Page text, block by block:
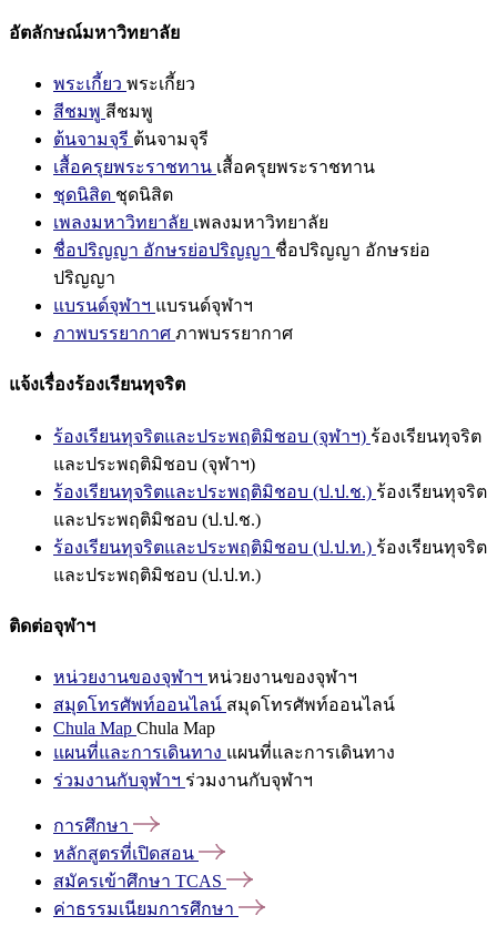
อัตลักษณ์มหาวิทยาลัย
พระเกี้ยว พระเกี้ยว
สีชมพู สีชมพู
ต้นจามจุรี ต้นจามจุรี
เสื้อครุยพระราชทาน เสื้อครุยพระราชทาน
ชุดนิสิต ชุดนิสิต
เพลงมหาวิทยาลัย เพลงมหาวิทยาลัย
ชื่อปริญญา อักษรย่อปริญญา ชื่อปริญญา อักษรย่อ
ปริญญา
แบรนด์จุฬาฯ แบรนด์จุฬาฯ
ภาพบรรยากาศ ภาพบรรยากาศ
แจ้งเรื่องร้องเรียนทุจริต
ร้องเรียนทุจริตและประพฤติมิชอบ (จุฬาฯ) ร้องเรียนทุจริต
และประพฤติมิชอบ (จุฬาฯ)
ร้องเรียนทุจริตและประพฤติมิชอบ (ป.ป.ช.) ร้องเรียนทุจริต
และประพฤติมิชอบ (ป.ป.ช.)
ร้องเรียนทุจริตและประพฤติมิชอบ (ป.ป.ท.) ร้องเรียนทุจริต
และประพฤติมิชอบ (ป.ป.ท.)
ติดต่อจุฬาฯ
หน่วยงานของจุฬาฯ หน่วยงานของจุฬาฯ
สมุดโทรศัพท์ออนไลน์ สมุดโทรศัพท์ออนไลน์
Chula Map Chula Map
แผนที่และการเดินทาง แผนที่และการเดินทาง
ร่วมงานกับจุฬาฯ ร่วมงานกับจุฬาฯ
การศึกษา
หลักสูตรที่เปิดสอน
สมัครเข้าศึกษา TCAS
ค่าธรรมเนียมการศึกษา